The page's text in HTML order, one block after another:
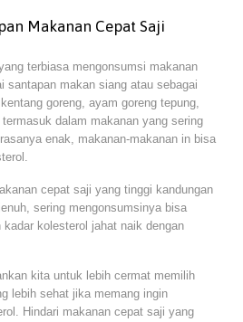
Makanan Cepat Saji
terbiasa mengonsumsi makanan
santapan makan siang atau sebagai
goreng, ayam goreng tepung,
dalam makanan yang sering
enak, makanan-makanan in bisa
cepat saji yang tinggi kandungan
sering mengonsumsinya bisa
kadar kolesterol jahat naik dengan
kita untuk lebih cermat memilih
lebih sehat jika memang ingin
Hindari makanan cepat saji yang